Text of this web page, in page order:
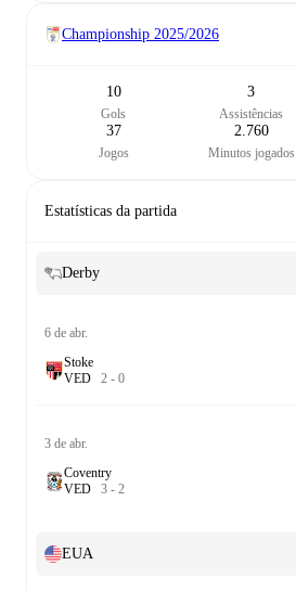
Championship 2025/2026
10
Gols
3
Assistências
37
Jogos
2.760
Minutos jogados
Estatísticas da partida
Derby
6 de abr.
Stoke
VED 2 - 0
3 de abr.
Coventry
VED 3 - 2
EUA